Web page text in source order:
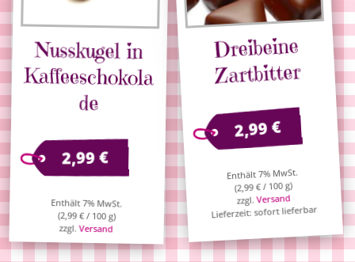
Nusskugel in
Kaffeeschokola
de
2,99€
Enthält 7% MwSt.
(2,99€/ 100 g)
zzgl.Versand
Dreibeine
Zartbitter
2,99€
Enthält 7% MwSt.
(2,99€/ 100 g)
zzgl.Versand
Lieferzeit: sofort lieferbar